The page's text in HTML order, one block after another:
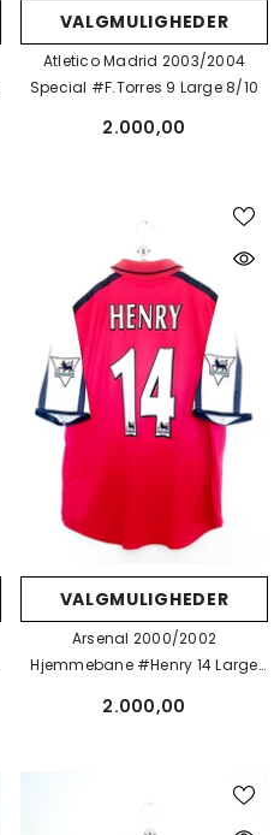
VALGMULIGHEDER
Atletico Madrid 2003/2004
Special #F.Torres 9 Large 8/10
2.000,00
VALGMULIGHEDER
Arsenal 2000/2002
Hjemmebane #Henry 14 Large
2.000,00